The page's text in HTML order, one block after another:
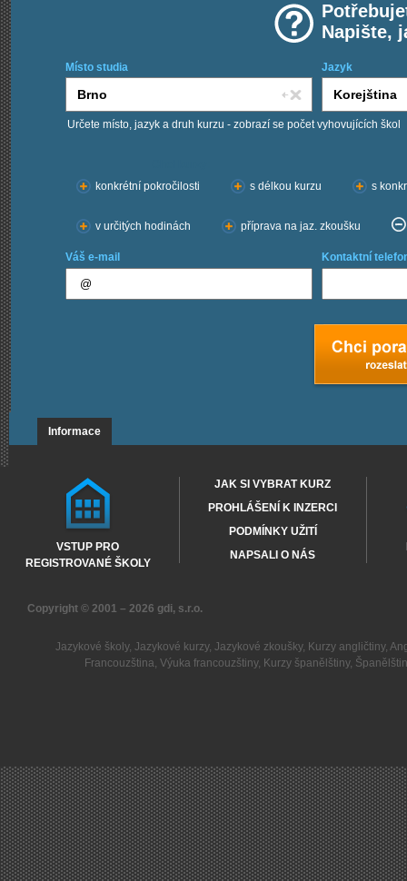
Napište,
Místo studia Jazyk
Určete místo, jazyk a druh kurzu - zobrazí se počet vyhovujících škol
konkrétní pokročilosti
s délkou kurzu s
v určitých hodinách příprava na jaz. zkoušku
Váš e-mail Kontaktní
Informace
VSTUP PRO
REGISTROVANÉ ŠKOLY
JAK SI VYBRAT KURZ
PROHLÁŠENÍ K INZERCI
PODMÍNKY UŽITÍ
NAPSALI O NÁS
Copyright © 2001 – 2026 gdi, s.r.o.
Jazykové školy, Jazykové kurzy, Jazykové zkoušky, Kurzy angličtiny,
Francouzština,Výuka francouzštiny, Kurzy španělštiny,